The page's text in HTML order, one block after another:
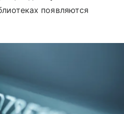
появляются